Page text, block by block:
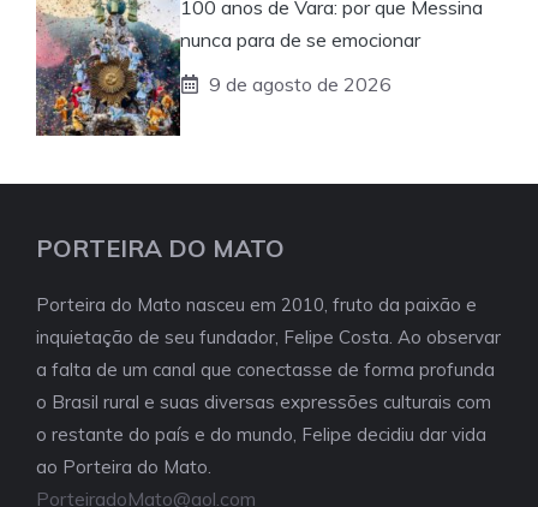
100 anos de Vara: por que Messina
nunca para de se emocionar
9 de agosto de 2026
PORTEIRA DO MATO
Porteira do Mato nasceu em 2010, fruto da paixão e
inquietação de seu fundador, Felipe Costa. Ao observar
a falta de um canal que conectasse de forma profunda
o Brasil rural e suas diversas expressões culturais com
o restante do país e do mundo, Felipe decidiu dar vida
ao Porteira do Mato.
PorteiradoMato@aol.com